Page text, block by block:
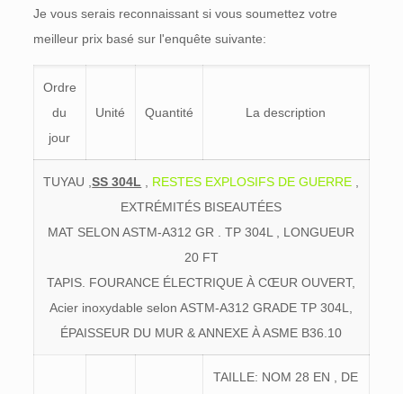
Je vous serais reconnaissant si vous soumettez votre
meilleur prix basé sur l'enquête suivante:
Ordre
du
jour
Unité Quantité La description
TUYAU ,SS 304L RESTES EXPLOSIFS DE GUERRE
EXTRÉMITÉS BISEAUTÉES
MAT SELON ASTM-A312 GR . TP 304L , LONGUEUR
20 FT
TAPIS. FOURANCE ÉLECTRIQUE À CŒUR OUVERT,
Acier inoxydable selon ASTM-A312 GRADE TP 304L,
ÉPAISSEUR DU MUR & ANNEXE À ASME B36.10
TAILLE: NOM 28 EN , DE